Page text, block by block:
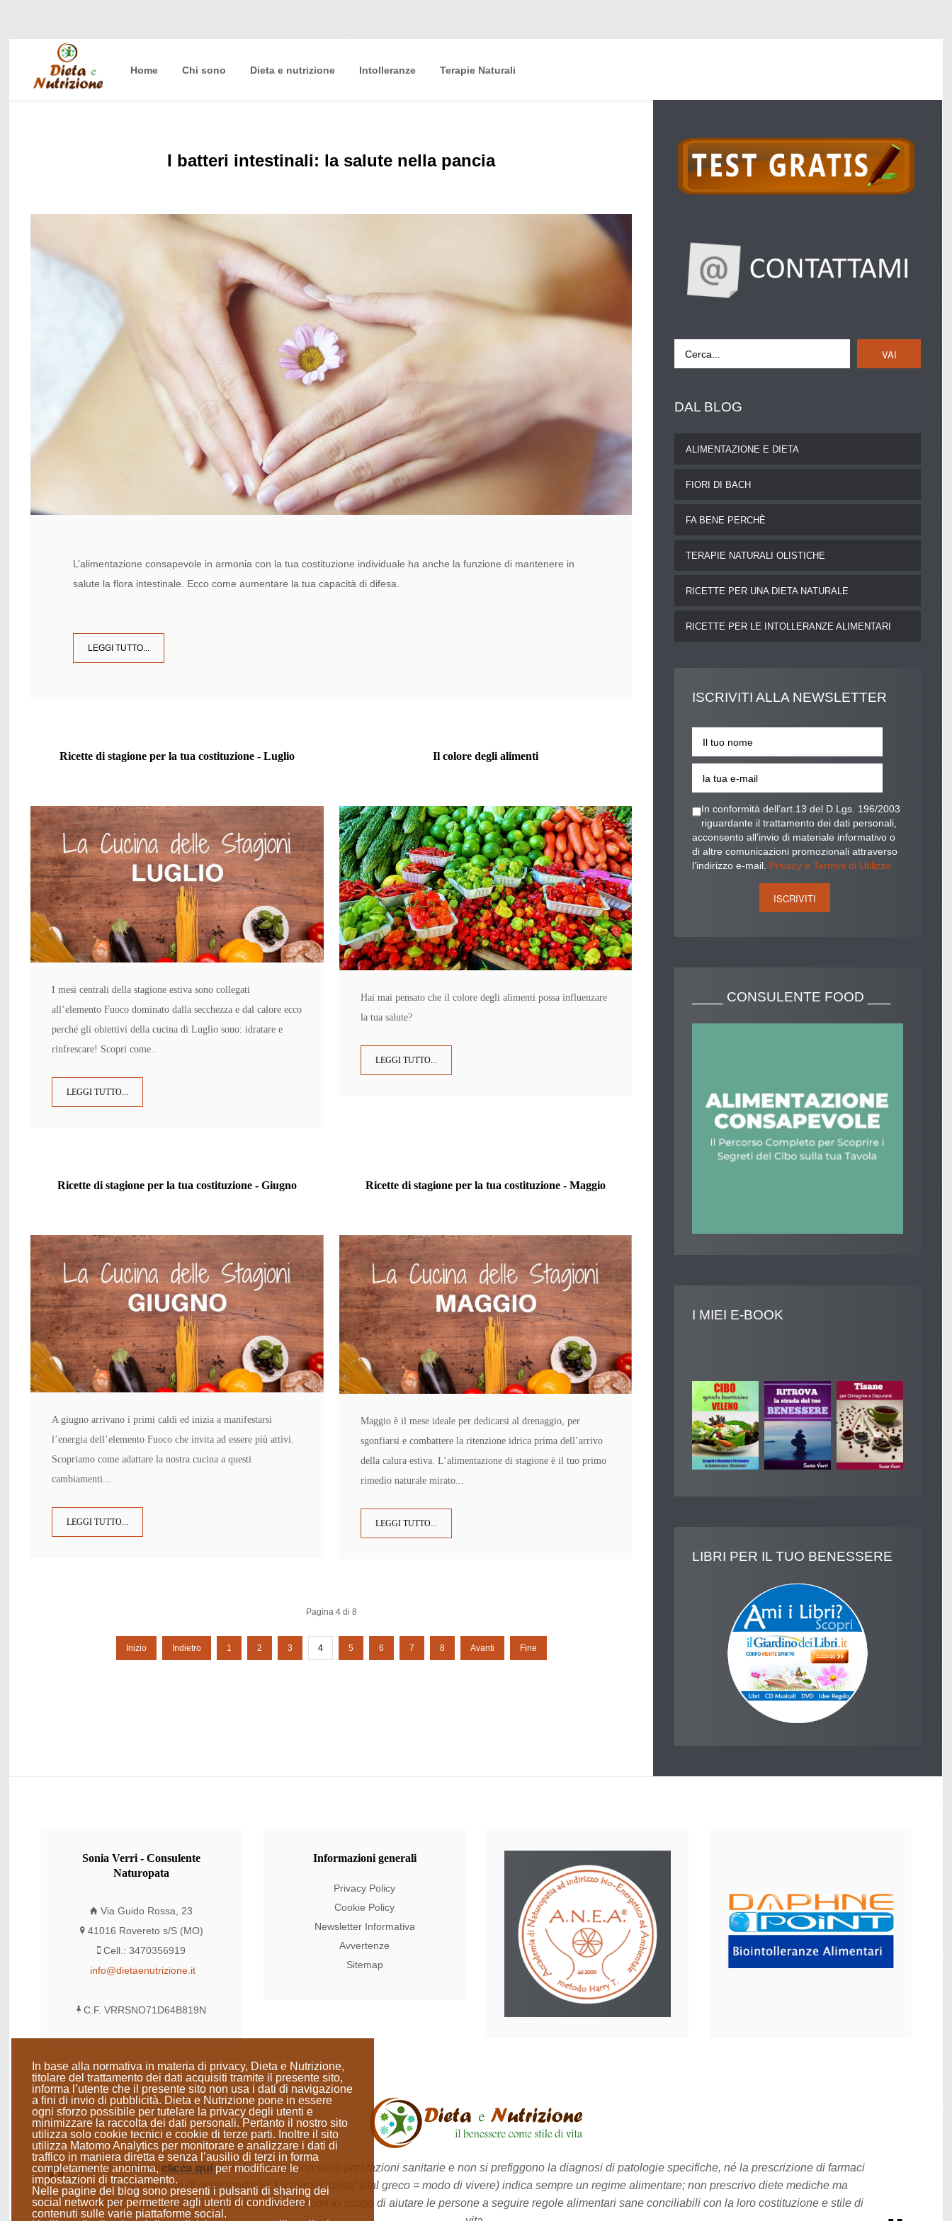
In base alla normativa in materia di privacy, Dieta e Nutrizione,
titolare del trattamento dei dati acquisiti tramite il presente sito,
informa l’utente che il presente sito non usa i dati di navigazione
a fini di invio di pubblicità. Dieta e Nutrizione pone in essere
ogni sforzo possibile per tutelare la privacy degli utenti e
minimizzare la raccolta dei dati personali. Pertanto il nostro sito
utilizza solo cookie tecnici e cookie di terze parti. Inoltre il sito
utilizza Matomo Analytics per monitorare e analizzare i dati di
traffico in maniera diretta e senza l’ausilio di terzi in forma
completamente anonima, clicca qui per modificare le
impostazioni di tracciamento.
Nelle pagine del blog sono presenti i pulsanti di sharing dei
social network per permettere agli utenti di condividere i
contenuti sulle varie piattaforme social.
Home Chi sono Dieta e nutrizione Intolleranze Terapie Naturali
I batteri intestinali: la salute nella pancia
L’alimentazione consapevole in armonia con la tua costituzione individuale ha anche la funzione di mantenere in
salute la flora intestinale. Ecco come aumentare la tua capacità di difesa.
LEGGI TUTTO...
Ricette di stagione per la tua costituzione - Luglio
I mesi centrali della stagione estiva sono collegati
all’elemento Fuoco dominato dalla secchezza e dal calore ecco
perché gli obiettivi della cucina di Luglio sono: idratare e
rinfrescare! Scopri come..
LEGGI TUTTO...
Il colore degli alimenti
Hai mai pensato che il colore degli alimenti possa influenzare
la tua salute?
LEGGI TUTTO...
Ricette di stagione per la tua costituzione - Giugno
A giugno arrivano i primi caldi ed inizia a manifestarsi
l’energia dell’elemento Fuoco che invita ad essere più attivi.
Scopriamo come adattare la nostra cucina a questi
cambiamenti...
LEGGI TUTTO...
Ricette di stagione per la tua costituzione - Maggio
Maggio è il mese ideale per dedicarsi al drenaggio, per
sgonfiarsi e combattere la ritenzione idrica prima dell’arrivo
della calura estiva. L’alimentazione di stagione è il tuo primo
rimedio naturale mirato...
LEGGI TUTTO...
Pagina 4 di 8
Inizio Indietro 1 2 3 4 5 6 7 8 Avanti Fine
VAI
DAL BLOG
ALIMENTAZIONE E DIETA
FIORI DI BACH
FA BENE PERCHÈ
TERAPIE NATURALI OLISTICHE
RICETTE PER UNA DIETA NATURALE
RICETTE PER LE INTOLLERANZE ALIMENTARI
ISCRIVITIALLA NEWSLETTER
In conformità dell’art.13 del D.Lgs. 196/2003
riguardante il trattamento dei dati personali,
acconsento all’invio di materiale informativo o
di altre comunicazioni promozionali attraverso
l’indirizzo e-mail. Privacy e Termini di Utilizzo
CONSULENTE FOOD ___
I MIEI E-BOOK
LIBRI PER IL TUO BENESSERE
SoniaVerri - Consulente
Naturopata
Via Guido Rossa, 23
41016 Rovereto s/S (MO)
Cell.: 3470356919
info@dietaenutrizione.it
C.F. VRRSNO71D64B819N
Informazionigenerali
Privacy Policy
Cookie Policy
Newsletter Informativa
Avvertenze
Sitemap
Come Naturopata, le pratiche che svolgo non sono prestazioni sanitarie e non si prefiggono la diagnosi di patologie specifiche, né la prescrizione di farmaci
o l'elaborazione di diete mediche. La parola “dieta”
(dal greco = modo di vivere)indica sempre un regime alimentare; non prescrivo diete mediche ma
fornisco consigli sull'alimentazione naturale con lo scopo di aiutare le persone a seguire regole alimentari sane conciliabili con la loro costituzione e stile di